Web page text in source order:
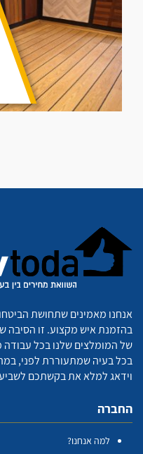
אנחנו מאמינים שתחושת
בהזמנת איש מקצוע. זו הסיבה
של המומלצים שלנו בכל
בכל בעיה שמתעוררת לפני,
וידאג למלא את בקשתכם
החברה
למה אנחנו?